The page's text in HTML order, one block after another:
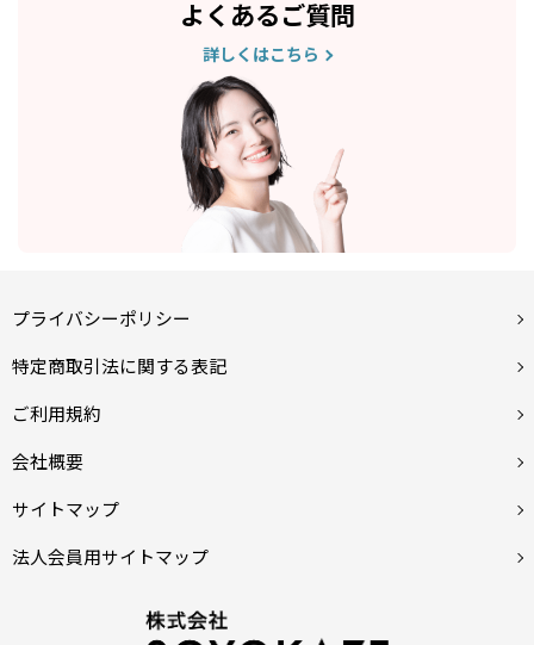
よくあるご質問
詳しくはこちら
プライバシーポリシー
特定商取引法に関する表記
ご利用規約
会社概要
サイトマップ
法人会員用サイトマップ